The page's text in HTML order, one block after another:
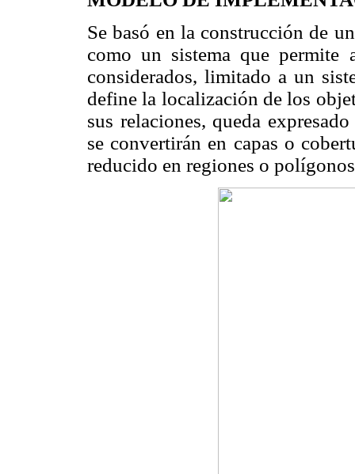
Se basó en la construcción de
como un sistema que permite
considerados, limitado a un
define la localización de los
sus relaciones, queda
se convertirán en capas o
reducido en regiones o